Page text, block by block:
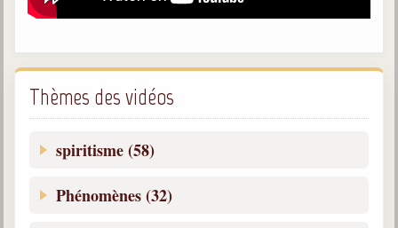
Galerie
Photos et vidéoscope
Filmothèque
Thèmes des vidéos
spiritisme (58)
Phénomènes (32)